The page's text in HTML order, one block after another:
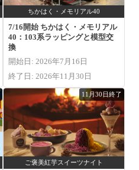
ちかはく・メモリアル40
7/16開始 ちかはく・メモリアル
40：103系ラッピングと模型交
換
開始日: 2026年7月16日
終了日: 2026年11月30日
11月30日終了
ご褒美紅芋スイーツナイト